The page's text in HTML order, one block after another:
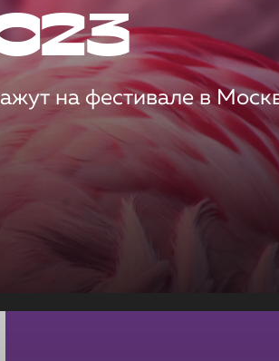
на фестивале в